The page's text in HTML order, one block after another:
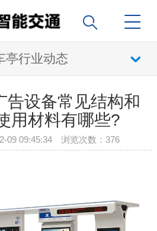
亭行业动态
告设备常见结构和
用材料有哪些?
09 09:45:34 浏览次数：376